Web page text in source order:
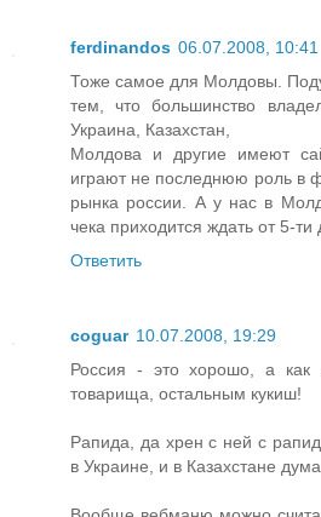
ferdinandos 06.07.2008, 10:41
Тоже самое для Молдовы.
тем, что большинство
Украина, Казахстан,
Молдова и другие имеют
играют не последнюю роль в
рынка россии. А у нас в
чека приходится ждать от 5-ти
Ответить
coguar 10.07.2008, 19:29
Россия - это хорошо, а как
товарища, остальным кукиш!
Рапида, да хрен с ней с
в Украине, и в Казахстане